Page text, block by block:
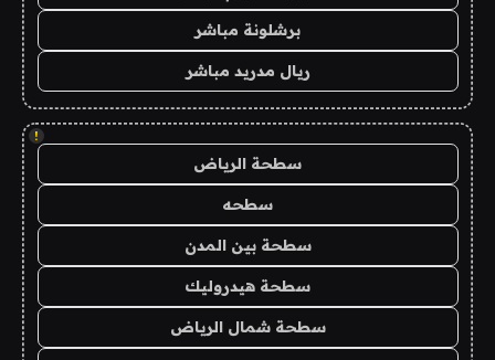
برشلونة مباشر
ريال مدريد مباشر
!
سطحة الرياض
سطحه
سطحة بين المدن
سطحة هيدروليك
سطحة شمال الرياض